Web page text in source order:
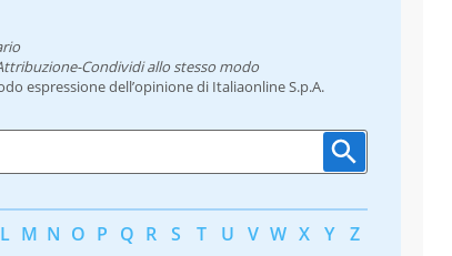
Condividi allo stesso modo
espressione dell’opinione di Italiaonline S.p.A.
L M N O P Q R S T U V W X Y Z